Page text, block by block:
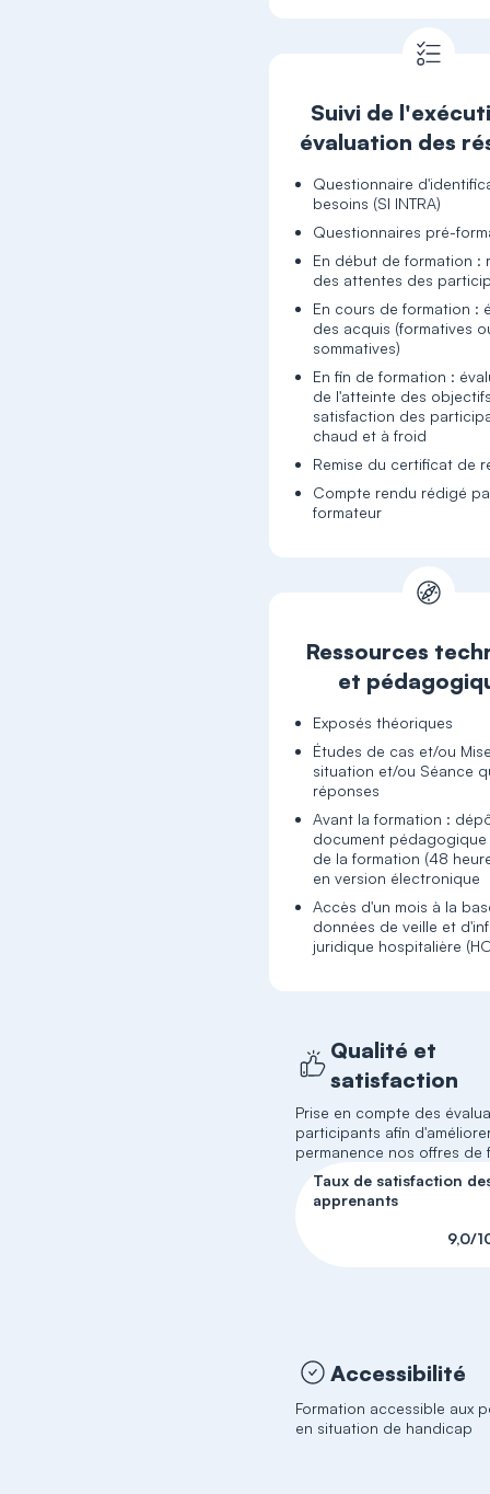
Suivi de
évaluation des
Questionnaire
besoins (SI INTRA)
Questionnaires pré-
En début de formation :
des attentes des
En cours de formation :
des acquis (formatives
sommatives)
En fin de formation :
de l'atteinte des
satisfaction des
chaud et à froid
Remise du certificat de
Compte rendu rédigé
formateur
Ressources
et
Exposés théoriques
Études de cas et/ou
situation et/ou Séance
réponses
Avant la formation :
document
de la formation (48
en version électronique
Accès d'un mois à la
données de veille et
juridique hospitalière
Qualité et
satisfaction
Prise en compte des
participants afin
permanence nos offres de
Taux de satisfaction
apprenants
9,0/
Accessibilité
Formation accessible aux
en situation de handicap